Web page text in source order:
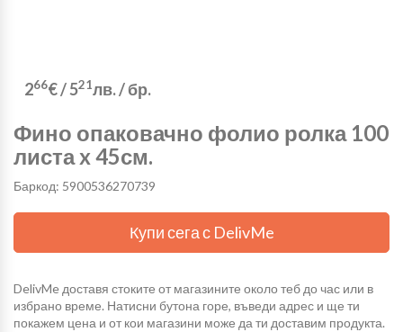
266€/521лв./ бр.
Фино опаковачно фолио ролка 100
листа x 45см.
Баркод: 5900536270739
Купи сега с DelivMe
DelivMe доставя стоките от магазините около теб до час или в
избрано време. Натисни бутона горе, въведи адрес и ще ти
покажем цена и от кои магазини може да ти доставим продукта.